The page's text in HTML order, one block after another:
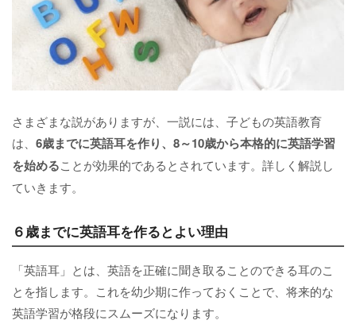
さまざまな説がありますが、一説には、子どもの英語教育
は、 6歳までに英語耳を作り、8～10歳から本格的に英語学習
を始めることが効果的であるとされています。詳しく解説し
ていきます。
６歳までに英語耳を作るとよい理由
「英語耳」とは、英語を正確に聞き取ることのできる耳のこ
とを指します。これを幼少期に作っておくことで、将来的な
英語学習が格段にスムーズになります。